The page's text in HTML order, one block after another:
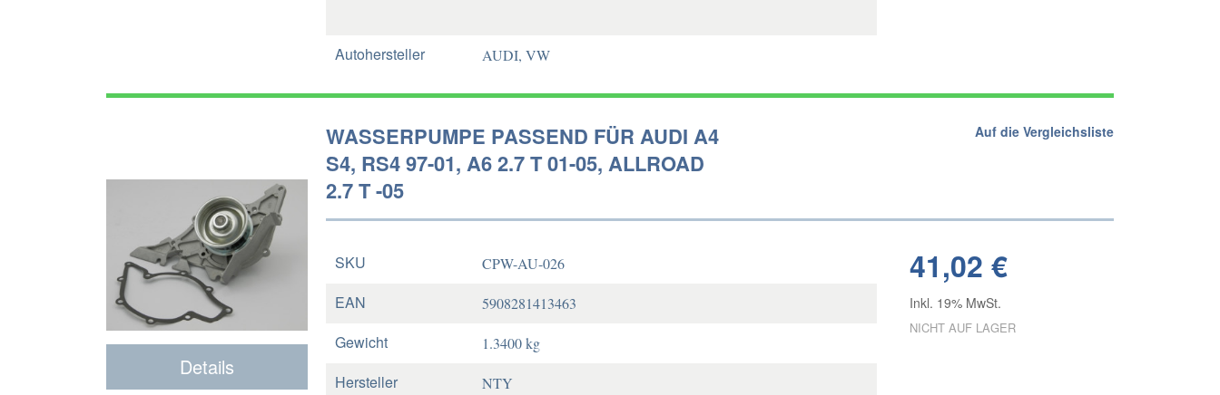
Autohersteller AUDI, VW
Details
WASSERPUMPE PASSEND FÜR AUDI A4
S4, RS4 97-01, A6 2.7 T 01-05, ALLROAD
2.7 T -05
Auf die Vergleichsliste
41,02 €
Inkl. 19% MwSt.
NICHT AUF LAGER
SKU CPW-AU-026
EAN 5908281413463
Gewicht 1.3400 kg
Hersteller NTY